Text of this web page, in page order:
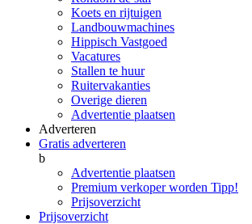
Koets en rijtuigen
Landbouwmachines
Hippisch Vastgoed
Vacatures
Stallen te huur
Ruitervakanties
Overige dieren
Advertentie plaatsen
Adverteren
Gratis adverteren
b
Advertentie plaatsen
Premium verkoper worden Tipp!
Prijsoverzicht
Prijsoverzicht